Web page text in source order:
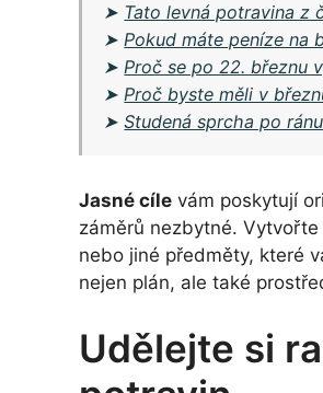
➤ Tato levná potravina z
➤Pokud máte peníze na
➤Proč se po 22. březnu
➤Proč byste měli v
➤Studená sprcha po
Jasné cíle vám poskytují
záměrů nezbytné.
nebo jiné předměty, které
nejen plán, ale také
Udělejte si